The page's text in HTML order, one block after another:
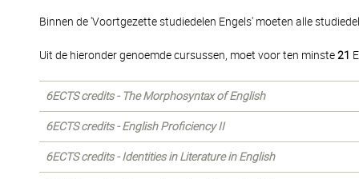
Binnen de 'Voortgezette studiedelen Engels' moeten alle
Uit de hieronder genoemde cursussen, moet voor ten minste21
6ECTS credits - The Morphosyntax of English
6ECTS credits - English Proficiency II
6ECTS credits - Identities in Literature in English